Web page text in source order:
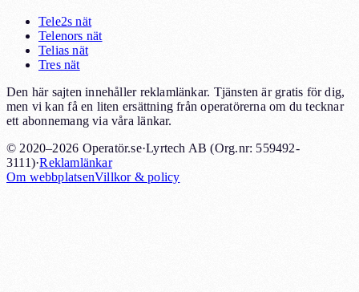
Tele2s nät
Telenors nät
Telias nät
Tres nät
Den här sajten innehåller reklamlänkar. Tjänsten är gratis för dig,
men vi kan få en liten ersättning från operatörerna om du tecknar
ett abonnemang via våra länkar.
© 2020–2026 Operatör.se·Lyrtech AB (Org.nr: 559492-
3111)·Reklamlänkar
Om webbplatsenVillkor & policy